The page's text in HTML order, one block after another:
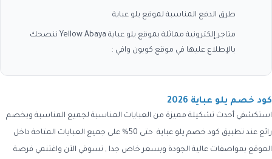
طرق الدفع المناسبة لموقع يلو عباية
متاجر إلكترونية مماثلة بموقع يلو عباية Yellow Abaya ننصحك
بالإطلاع عليها في موقع كوبون وافي :
كود خصم يلو عباية 2026
استكشفي أحدث تشكيلة مميزة من العبايات المناسبة لجميع المناسبة وبخصم
رائع عند تطبيق كود خصم يلو عباية حتى 50% على جميع العبايات المتاحة داخل
الموقع بمواصفات عالية الجودة وبسعر خاص جدا , تسوقي الآن واغتنمي فرصة